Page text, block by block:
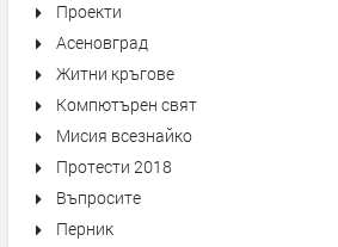
Проекти
Асеновград
Житни кръгове
Компютърен свят
Мисия всезнайко
Протести 2018
Въпросите
Перник